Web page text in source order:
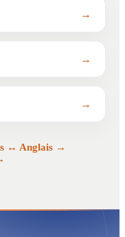
→
→
→
↔ Anglais →